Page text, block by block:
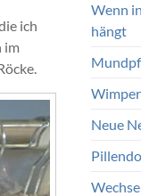
ich
im
Wenn
hängt
Neue